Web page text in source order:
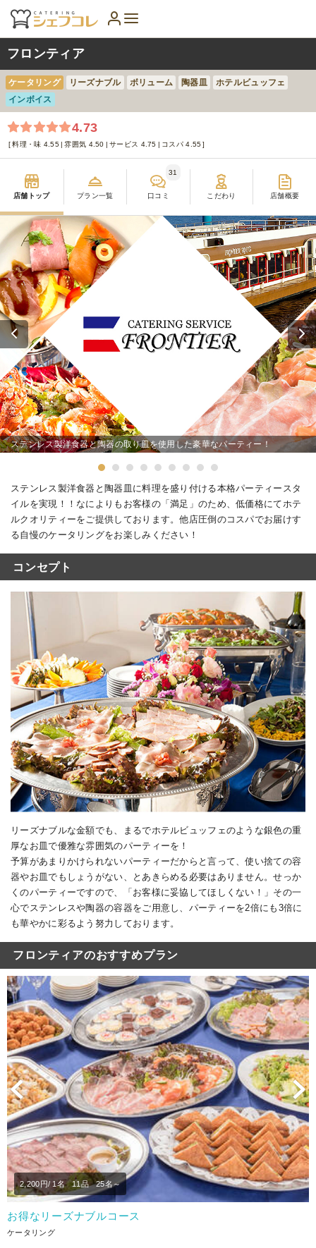
フロンティア
ケータリング リーズナブル ボリューム 陶器皿
ホテルビュッフェ
インボイス
4.73
料理・味 4.55 雰囲気 4.50 サービス 4.75 コスパ 4.55
店舗トップ プラン一覧 口コミ
31
こだわり 店舗概要
ステンレス製洋食器と陶器の取り皿を使用した豪華なパーティー！
ステンレス製洋食器と陶器皿に料理を盛り付ける本格パーティースタ
イルを実現！！なによりもお客様の「満足」のため、低価格にてホテ
ルクオリティーをご提供しております。他店圧倒のコスパでお届けす
る自慢のケータリングをお楽しみください！
コンセプト
リーズナブルな金額でも、まるでホテルビュッフェのような銀色の重
厚なお皿で優雅な雰囲気のパーティーを！
予算があまりかけられないパーティーだからと言って、使い捨ての容
器やお皿でもしょうがない、とあきらめる必要はありません。せっか
くのパーティーですので、「お客様に妥協してほしくない！」その一
心でステンレスや陶器の容器をご用意し、パーティーを2倍にも3倍に
も華やかに彩るよう努力しております。
フロンティアのおすすめプラン
Previous
2,200 円/ 1名 11品 25名～
お得なリーズナブルコース
ケータリング